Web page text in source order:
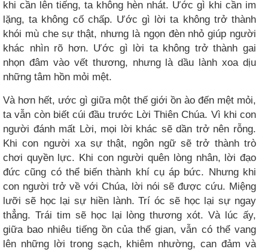
khi cần lên tiếng, ta không hèn nhát. Ước gì khi cần im
lặng, ta không cố chấp. Ước gì lời ta không trở thành
khói mù che sự thật, nhưng là ngọn đèn nhỏ giúp người
khác nhìn rõ hơn. Ước gì lời ta không trở thành gai
nhọn đâm vào vết thương, nhưng là dầu lành xoa dịu
những tâm hồn mỏi mệt.
Và hơn hết, ước gì giữa một thế giới ồn ào đến mệt mỏi,
ta vẫn còn biết cúi đầu trước Lời Thiên Chúa. Vì khi con
người đánh mất Lời, mọi lời khác sẽ dần trở nên rỗng.
Khi con người xa sự thật, ngôn ngữ sẽ trở thành trò
chơi quyền lực. Khi con người quên lòng nhân, lời đạo
đức cũng có thể biến thành khí cụ áp bức. Nhưng khi
con người trở về với Chúa, lời nói sẽ được cứu. Miệng
lưỡi sẽ học lại sự hiền lành. Trí óc sẽ học lại sự ngay
thẳng. Trái tim sẽ học lại lòng thương xót. Và lúc ấy,
giữa bao nhiêu tiếng ồn của thế gian, vẫn có thể vang
lên những lời trong sạch, khiêm nhường, can đảm và